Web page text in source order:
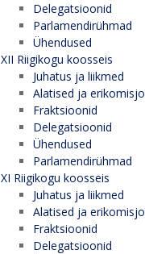
Delegatsioonid
Parlamendirühmad
Ühendused
XII Riigikogu koosseis
Juhatus ja liikmed
Alatised ja
Fraktsioonid
Delegatsioonid
Ühendused
Parlamendirühmad
XI Riigikogu koosseis
Juhatus ja liikmed
Alatised ja
Fraktsioonid
Delegatsioonid